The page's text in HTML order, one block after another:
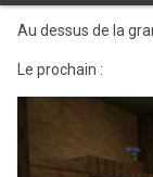
Au dessus de la
Le prochain :